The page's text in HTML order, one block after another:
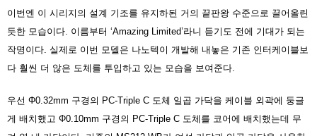
이번엔 이 시리지의 설계 기조를 유지하된 거의 끝판왕 수준으로 끌어올린
듯한 모습이다. 이름부터 ‘Amazing Limited’라니 듣기도 전에 기대가 되는
작명이다. 실제로 이번 모델은 나노텍이 개발해 내놓은 기존 인터케이블보
다 훨씬 더 않은 도체를 투입하고 있는 모습을 보여준다.
우선 Φ0.32mm 구경의 PC-Triple C 도체 일곱 가닥을 케이블 외곽에 둥글
게 배치했고 Φ0.10mm 구경의 PC-Triple C 도체를 코어에 배치했는데 무